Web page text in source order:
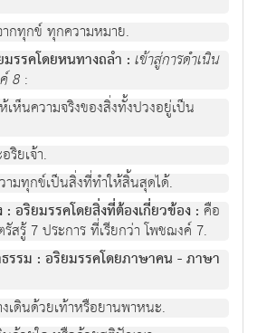
กทุกข์ ทุกความหมาย.
รรคโดยหนทางถลำ : เข้าสู่การดำเนิน
8 :
เห็นความจริงของสิ่งทั้งปวงอยู่เป็น
ริยเจ้า.
ามทุกข์เป็นสิ่งที่ทำให้สิ้นสุดได้.
อริยมรรคโดยสิ่งที่ต้องเกี่ยวข้อง : คือ
สรู้ 7 ประการ ที่เรียกว่า โพชฌงค์ 7.
รม : อริยมรรคโดยภาษาคน - ภาษา
เดินด้วยเท้าหรือยานพาหนะ.